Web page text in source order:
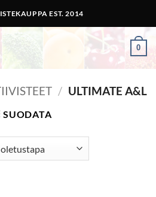
EST. 2014
0
/ ULTIMATE A&L
SUODATA